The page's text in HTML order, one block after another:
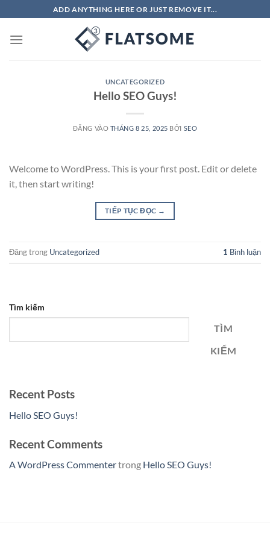
nội
ADD ANYTHING HERE OR JUST REMOVE IT...
UNCATEGORIZED
Hello SEO Guys!
ĐĂNG VÀO THÁNG 8 25, 2025 BỞI SEO
Welcome to WordPress. This is your first post. Edit or delete
it, then start writing!
TIẾP TỤC ĐỌC →
Đăng trong Uncategorized 1 Bình luận
Tìm kiếm
TÌM
KIẾM
Recent Posts
Hello SEO Guys!
Recent Comments
A WordPress Commentertrong Hello SEO Guys!